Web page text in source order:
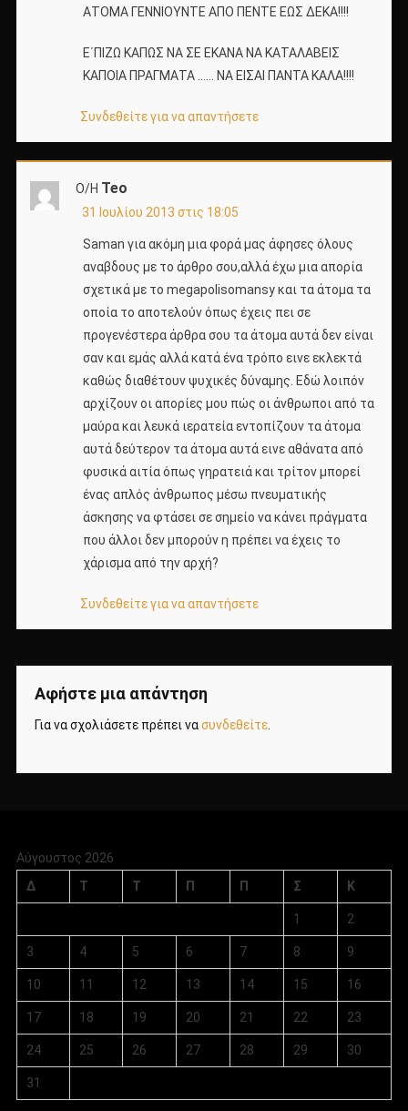
ΑΤΟΜΑ ΓΕΝΝΙΟΥΝΤΕ ΑΠΟ ΠΕΝΤΕ ΕΩΣ ΔΕΚΑ!!!!
Ε΄ΠΙΖΩ ΚΑΠΩΣ ΝΑ ΣΕ ΕΚΑΝΑ ΝΑ ΚΑΤΑΛΑΒΕΙΣ
ΚΑΠΟΙΑ ΠΡΑΓΜΑΤΑ …… ΝΑ ΕΙΣΑΙ ΠΑΝΤΑ ΚΑΛΑ!!!!
Συνδεθείτε για να απαντήσετε
Ο/Η Teo
31 Ιουλίου 2013 στις 18:05
Saman για ακόμη μια φορά μας άφησες όλους
αναβδους με το άρθρο σου,αλλά έχω μια απορία
σχετικά με το megapolisomansy και τα άτομα τα
οποία το αποτελούν όπως έχεις πει σε
προγενέστερα άρθρα σου τα άτομα αυτά δεν είναι
σαν και εμάς αλλά κατά ένα τρόπο εινε εκλεκτά
καθώς διαθέτουν ψυχικές δύναμης. Εδώ λοιπόν
αρχίζουν οι απορίες μου πώς οι άνθρωποι από τα
μαύρα και λευκά ιερατεία εντοπίζουν τα άτομα
αυτά δεύτερον τα άτομα αυτά εινε αθάνατα από
φυσικά αιτία όπως γηρατειά και τρίτον μπορεί
ένας απλός άνθρωπος μέσω πνευματικής
άσκησης να φτάσει σε σημείο να κάνει πράγματα
που άλλοι δεν μπορούν η πρέπει να έχεις το
χάρισμα από την αρχή?
Συνδεθείτε για να απαντήσετε
Αφήστε μια απάντηση
Για να σχολιάσετε πρέπει νασυνδεθείτε.
Αύγουστος 2026
Δ
Τ Τ Π Π Σ Κ
1 2
3 4 5 6 7 8 9
10 11 12 13 14 15 16
17 18 19 20 21 22 23
24 25 26 27 28 29 30
31